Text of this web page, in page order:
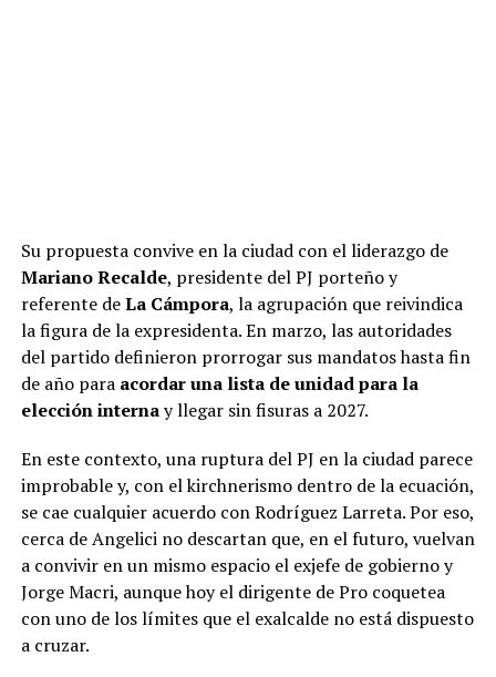
Su propuesta convive en la ciudad con el liderazgo de
Mariano Recalde, presidente del PJ porteño y
referente deLa Cámpora, la agrupación que reivindica
la figura de la expresidenta. En marzo, las autoridades
del partido definieron prorrogar sus mandatos hasta fin
de año para acordar una lista de unidad para la
elección internay llegar sin fisuras a 2027.
En este contexto, una ruptura del PJ en la ciudad parece
improbable y, con el kirchnerismo dentro de la ecuación,
se cae cualquier acuerdo con Rodríguez Larreta. Por eso,
cerca de Angelici no descartan que, en el futuro, vuelvan
a convivir en un mismo espacio el exjefe de gobierno y
Jorge Macri, aunque hoy el dirigente de Pro coquetea
con uno de los límites que el exalcalde no está dispuesto
a cruzar.